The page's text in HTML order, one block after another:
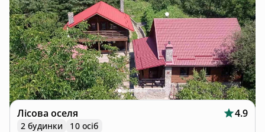
Лісова оселя 4.9
2 будинки
10 осіб